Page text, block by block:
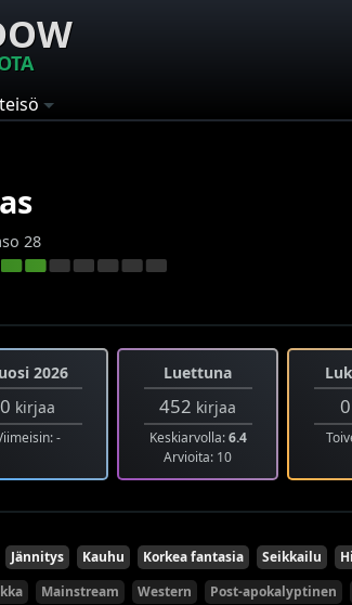
28
2026
0 kirjaa
-
Luettuna
452 kirjaa
Keskiarvolla:6.4
Arvioita: 10
0
Jännitys Kauhu Korkea fantasia Seikkailu
Mainstream Western Post-apokalyptinen